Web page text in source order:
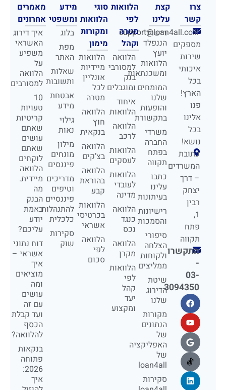
צרו
קשר
support@loan4all.co.il
מספקים
שירות
איכותי
בכל
הארץ!
פנו
אלינו
בכל
נושא!
כתובת
המשרדים
– דרך
יצחק
רבין
1,
פתח
תקווה
התקשרו
-
03-
3094350
קצת
עלינו
רישרד
הננפלד
יועץ
הלוואות
ומשכנתאות
המומחים
שלנו
והופעות
בתקשורת
משרדי
החברה
בפתח
תקווה
כתבו
עלינו
בעיתונות
רישיונות
והסמכות
סיפורי
הצלחה
ולקוחות
ממליצים
שיטת
הדירוג
שלנו
מקורות
הנתונים
של
האפליקציה
של
loan4all
סקירות
הלוואות
לפי
מטרה
וקהל
הלוואה
למסורבי
בנק
ומוגבלים
איחוד
הלוואות
הלוואה
לרכב
הלוואות
לעסקים
הלוואות
לעובדי
מדינה
הלוואה
כנגד
נכס
הלוואה
מקרן
הלוואות
לפי
קהל
יעד
ומקצוע
סוגי
הלוואות
ומקורות
מימון
הלוואות
מיידיות
אונליין
לכל
מטרה
הלוואה
חוץ
בנקאית
הלוואה
בצ’קים
הלוואה
בהוראת
קבע
הלוואות
בכרטיסי
אשראי
הלוואה
לפי
סכום
מידע
ומשפטי
בלוג
מפת
האתר
שאלות
ותשובות
אבטחת
מידע
גילוי
נאות
מילון
מונחים
פיננסים
מדריכים
וטיפים
פיננסיים
להתנהלות
כלכלית
סקירות
שוק
מאמרים
אחרונים
איך דירוג
האשראי
משפיע
על
הלוואה
למסורבים
10
טעויות
קריטיות
שאתם
עושים
שאתם
לוקחים
הלוואה
מיידית.
מה
הבנק
באמת
יודע
עליכם?
דוח נתוני
אשראי –
איך
מוציאים
ומה
עושים
עם זה
ועד קבלת
הכסף
להלוואה?
בנקאות
פתוחה
2026:
איך